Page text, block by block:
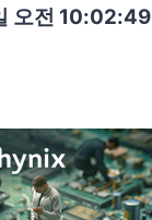
오전 10:02:50